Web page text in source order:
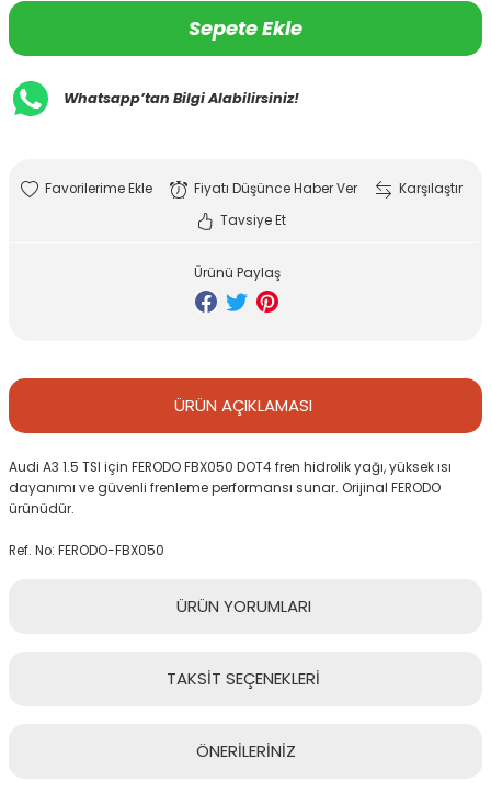
Sepete Ekle
Whatsapp’tan Bilgi Alabilirsiniz!
Fiyatı Düşünce Haber Ver
Karşılaştır
Tavsiye Et
Ürünü Paylaş
ÜRÜN AÇIKLAMASI
Audi A3 1.5 TSI için FERODO FBX050 DOT4 fren hidrolik yağı, yüksek ısı
dayanımı ve güvenli frenleme performansı sunar. Orijinal FERODO
ürünüdür.
Ref. No: FERODO-FBX050
ÜRÜN YORUMLARI
TAKSİT SEÇENEKLERİ
ÖNERİLERİNİZ